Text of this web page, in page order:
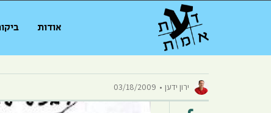
אודות
ירון ידען 03/18/2009